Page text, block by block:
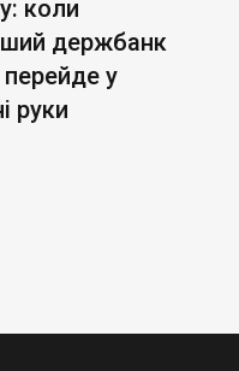
коли
держбанк
перейде у
руки